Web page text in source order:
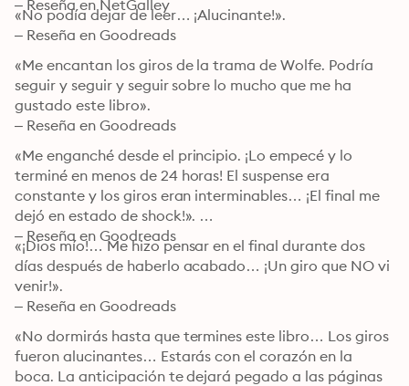
– Reseña en NetGalley
«No podía dejar de leer… ¡Alucinante!».
– Reseña en Goodreads
«Me encantan los giros de la trama de Wolfe. Podría
seguir y seguir y seguir sobre lo mucho que me ha
gustado este libro».
– Reseña en Goodreads
«Me enganché desde el principio. ¡Lo empecé y lo
terminé en menos de 24 horas! El suspense era
constante y los giros eran interminables… ¡El final me
dejó en estado de shock!».
– Reseña en Goodreads
«¡Dios mío!… Me hizo pensar en el final durante dos
días después de haberlo acabado… ¡Un giro que NO vi
venir!».
– Reseña en Goodreads
«No dormirás hasta que termines este libro… Los giros
fueron alucinantes… Estarás con el corazón en la
boca. La anticipación te dejará pegado a las páginas